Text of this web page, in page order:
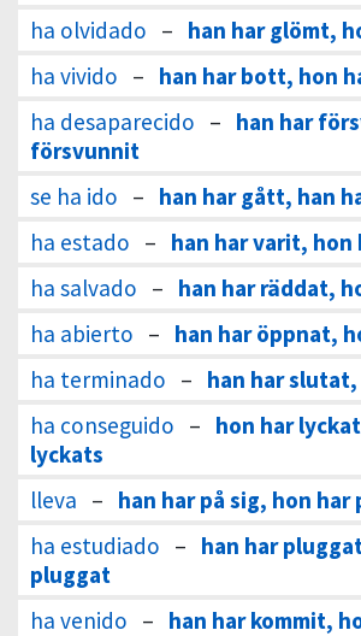
ha olvidado – han har glömt,
ha vivido – han har bott, hon
ha desaparecido – han har
försvunnit
se ha ido – han har gått, han
ha estado – han har varit, hon
ha salvado – han har räddat,
ha abierto – han har öppnat,
ha terminado – han har
ha conseguido – hon har
lyckats
lleva – han har på sig, hon har
ha estudiado – han har
pluggat
ha venido – han har kommit,